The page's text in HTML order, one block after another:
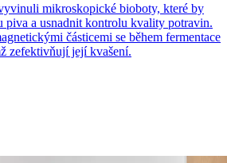
mikroskopické bioboty, které by
a usnadnit kontrolu kvality potravin.
částicemi se během fermentace
zefektivňují její kvašení.